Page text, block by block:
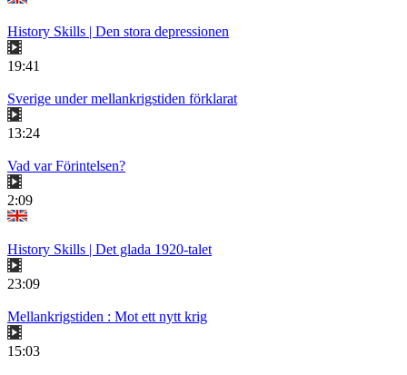
History Skills | Den stora depressionen
19:41
Sverige under mellankrigstiden förklarat
13:24
Vad var Förintelsen?
2:09
History Skills | Det glada 1920-talet
23:09
Mellankrigstiden : Mot ett nytt krig
15:03